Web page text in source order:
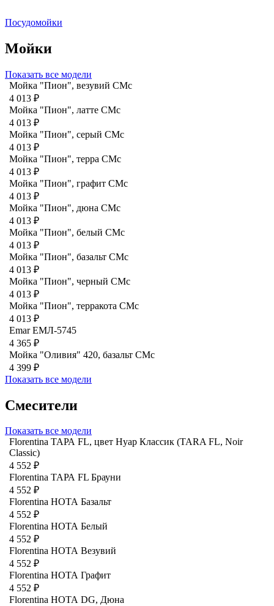
Посудомойки
Мойки
Показать все модели
Мойка "Пион", везувий СМс
4 013 ₽
Мойка "Пион", латте CMc
4 013 ₽
Мойка "Пион", серый CMc
4 013 ₽
Мойка "Пион", терра CMc
4 013 ₽
Мойка "Пион", графит СМс
4 013 ₽
Мойка "Пион", дюна CMc
4 013 ₽
Мойка "Пион", белый CMc
4 013 ₽
Мойка "Пион", базальт СМс
4 013 ₽
Мойка "Пион", черный CMc
4 013 ₽
Мойка "Пион", терракота CMc
4 013 ₽
Emar ЕМЛ-5745
4 365 ₽
Мойка "Оливия" 420, базальт СМс
4 399 ₽
Показать все модели
Смесители
Показать все модели
Florentina ТАРА FL, цвет Нуар Классик (TARA FL, Noir
Classic)
4 552 ₽
Florentina ТАРА FL Брауни
4 552 ₽
Florentina НОТА Базальт
4 552 ₽
Florentina НОТА Белый
4 552 ₽
Florentina НОТА Везувий
4 552 ₽
Florentina НОТА Графит
4 552 ₽
Florentina НОТА DG, Дюна